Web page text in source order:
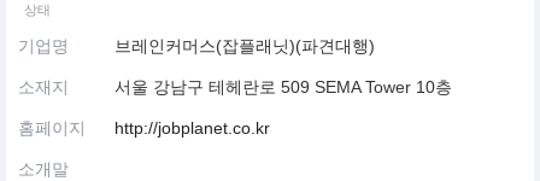
상태
기업명 브레인커머스(잡플래닛)(파견대행)
소재지 서울 강남구 테헤란로 509 SEMA Tower 10층
홈페이지 http://jobplanet.co.kr
소개말